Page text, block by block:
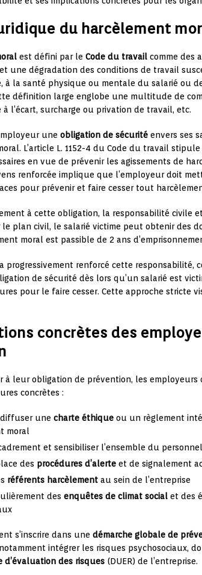
du harcèlement
est défini par le Code du travail comme des
une dégradation des conditions de travail
à la santé physique ou mentale du salarié ou
définition large englobe une multitude de
à l’écart, surcharge ou privation de travail, etc.
une obligation de sécurité envers ses
L’article L. 1152-4 du Code du travail
en vue de prévenir les agissements de
renforcée implique que l’employeur doit
pour prévenir et faire cesser tout
à cette obligation, la responsabilité civile
le plan civil, le salarié victime peut obtenir des
moral est passible de 2 ans
progressivement renforcé cette responsabilité,
de sécurité dès lors qu’un salarié est
pour le faire cesser. Cette approche stricte
concrètes des
à leur obligation de prévention, les
concrètes :
une charte éthique ou un règlement
moral
et sensibiliser l’ensemble du
des procédures d’alerte et de signalement
référents harcèlement au sein de l’entreprise
des enquêtes de climat social et des
s’inscrire dans une démarche globale de
intégrer les risques psychosociaux,
des risques (DUER) de l’entreprise.